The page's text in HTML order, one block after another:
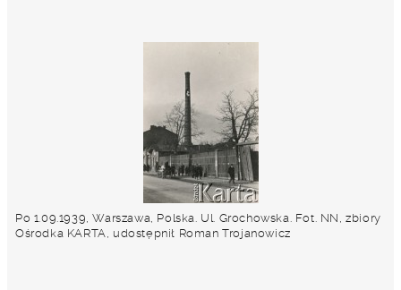
Po 1.09.1939, Warszawa, Polska. Ul. Grochowska. Fot. NN, zbiory
Ośrodka KARTA, udostępnił Roman Trojanowicz